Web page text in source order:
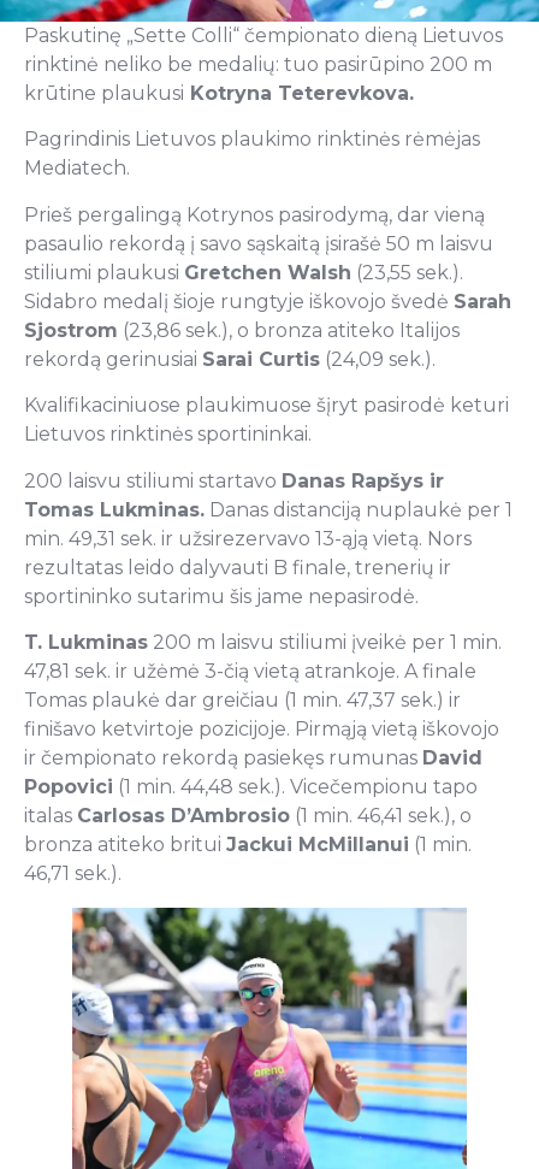
Paskutinę „Sette Colli“ čempionato dieną Lietuvos
rinktinė neliko be medalių: tuo pasirūpino 200 m
krūtine plaukusi Kotryna Teterevkova.
Pagrindinis Lietuvos plaukimo rinktinės rėmėjas
Mediatech.
Prieš pergalingą Kotrynos pasirodymą, dar vieną
pasaulio rekordą į savo sąskaitą įsirašė 50 m laisvu
stiliumi plaukusi Gretchen Walsh (23,55 sek.).
Sidabro medalį šioje rungtyje iškovojo švedė Sarah
Sjostrom (23,86 sek.), o bronza atiteko Italijos
rekordą gerinusiai Sarai Curtis (24,09 sek.).
Kvalifikaciniuose plaukimuose šįryt pasirodė keturi
Lietuvos rinktinės sportininkai.
200 laisvu stiliumi startavo Danas Rapšys ir
Tomas Lukminas. Danas distanciją nuplaukė per 1
min. 49,31 sek. ir užsirezervavo 13-ąją vietą. Nors
rezultatas leido dalyvauti B finale, trenerių ir
sportininko sutarimu šis jame nepasirodė.
T. Lukminas 200 m laisvu stiliumi įveikė per 1 min.
47,81 sek. ir užėmė 3-čią vietą atrankoje. A finale
Tomas plaukė dar greičiau (1 min. 47,37 sek.) ir
finišavo ketvirtoje pozicijoje. Pirmąją vietą iškovojo
ir čempionato rekordą pasiekęs rumunas David
Popovici (1 min. 44,48 sek.). Vicečempionu tapo
italas Carlosas D’Ambrosio (1 min. 46,41 sek.), o
bronza atiteko britui Jackui McMillanui (1 min.
46,71 sek.).